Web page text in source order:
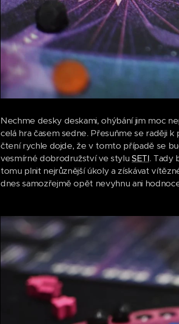
Nechme desky deskami, ohýbání jim moc
celá hra časem sedne. Přesuňme se raději
čtení rychle dojde, že v tomto případě se
vesmírné dobrodružství ve stylu SETI. Tady
tomu plnit nejrůznější úkoly a získávat
dnes samozřejmě opět nevyhnu ani